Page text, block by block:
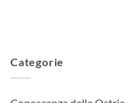
Categorie